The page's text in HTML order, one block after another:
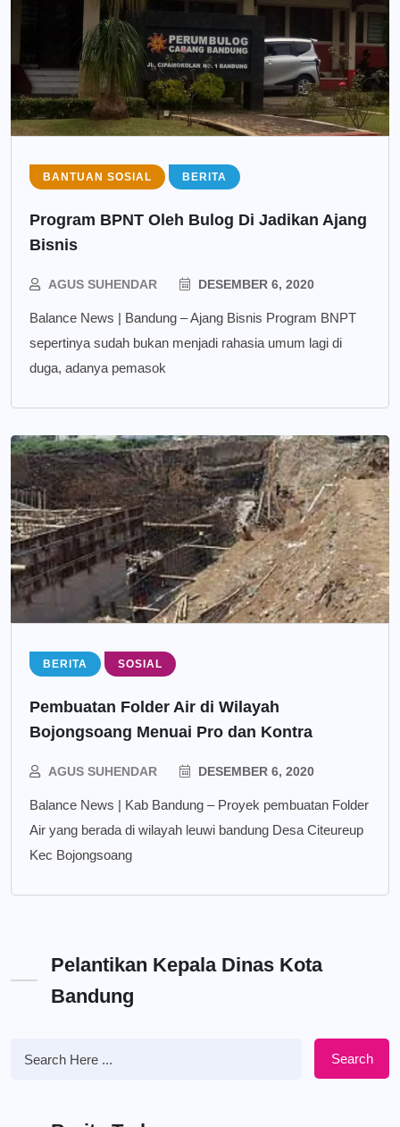
BANTUAN SOSIAL BERITA
Program BPNT Oleh Bulog Di Jadikan Ajang
Bisnis
AGUS SUHENDAR DESEMBER 6, 2020
Balance News | Bandung – Ajang Bisnis Program BNPT
sepertinya sudah bukan menjadi rahasia umum lagi di
duga, adanya pemasok
BERITA SOSIAL
Pembuatan Folder Air di Wilayah
Bojongsoang Menuai Pro dan Kontra
AGUS SUHENDAR DESEMBER 6, 2020
Balance News | Kab Bandung – Proyek pembuatan Folder
Air yang berada di wilayah leuwi bandung Desa Citeureup
Kec Bojongsoang
Pelantikan Kepala Dinas Kota
Bandung
Search